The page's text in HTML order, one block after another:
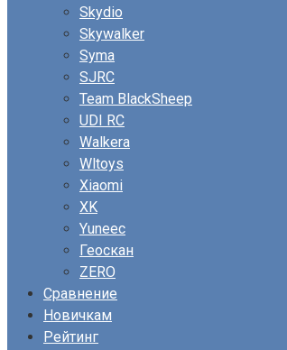
Skydio
Skywalker
Syma
SJRC
Team BlackSheep
UDI RC
Walkera
Wltoys
Xiaomi
XK
Yuneec
Геоскан
ZERO
Сравнение
Новичкам
Рейтинг